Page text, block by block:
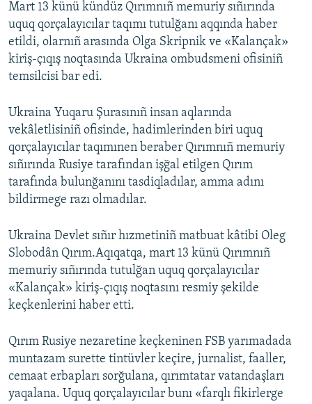
Mart 13 künü kündüz Qırımnıñ memuriy sıñırında
uquq qorçalayıcılar taqımı tutulğanı aqqında haber
etildi, olarnıñ arasında Olga Skripnik ve «Kalançak»
kiriş-çıqış noqtasında Ukraina ombudsmeni ofisiniñ
temsilcisi bar edi.
Ukraina Yuqaru Şurasınıñ insan aqlarında
vekâletlisiniñ ofisinde, hadimlerinden biri uquq
qorçalayıcılar taqımınen beraber Qırımnıñ memuriy
sıñırında Rusiye tarafından işğal etilgen Qırım
tarafında bulunğanını tasdiqladılar, amma adını
bildirmege razı olmadılar.
Ukraina Devlet sıñır hızmetiniñ matbuat kâtibi Oleg
Slobodân Qırım.Aqıqatqa, mart 13 künü Qırımnıñ
memuriy sıñırında tutulğan uquq qorçalayıcılar
«Kalançak» kiriş-çıqış noqtasını resmiy şekilde
keçkenlerini haber etti.
Qırım Rusiye nezaretine keçkeninen FSB yarımadada
muntazam surette tintüvler keçire, jurnalist, faaller,
cemaat erbapları sorğulana, qırımtatar vatandaşları
yaqalana. Uquq qorçalayıcılar bunı «farqlı fikirlerge